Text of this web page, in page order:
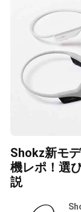
Shokz新モ
機レポ！選
説